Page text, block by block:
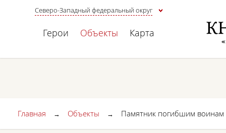
Северо-Западный федеральный округ
Герои Объекты Карта
Главная → Объекты → Памятник погибшим воинам